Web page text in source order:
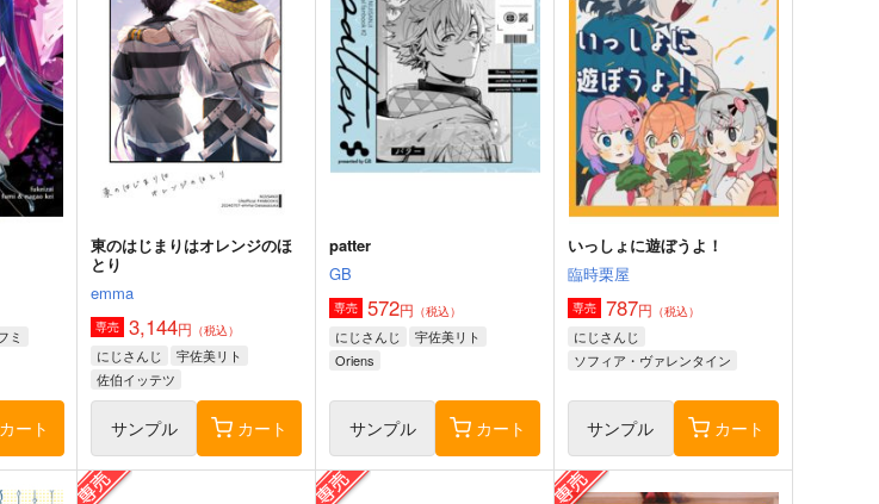
ミ
カート
東のはじまりはオレンジのほ
とり
emma
専売 3,144円 （税込）
にじさんじ
宇佐美リト
佐伯イッテツ
サンプル カート
patter
GB
専売 572円 （税込）
にじさんじ
宇佐美リト
Oriens
サンプル カート
いっしょに遊ぼうよ！
臨時栗屋
専売 787円 （税込）
にじさんじ
ソフィア・ヴァレンタイン
サンプル カート